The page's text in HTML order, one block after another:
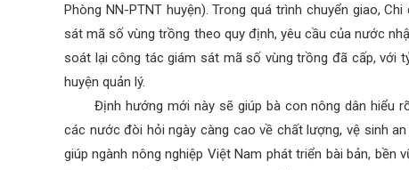
Phòng NN-PTNT huyện). Trong quá trình chuyển giao,
sát mã số vùng trồng theo quy định, yêu cầu của nước
soát lại công tác giám sát mã số vùng trồng đã cấp, với
huyện quản lý.
Định hướng mới này sẽ giúp bà con nông dân hiểu rõ
các nước đòi hỏi ngày càng cao về chất lượng, vệ sinh
giúp ngành nông nghiệp Việt Nam phát triển bài bản, bền